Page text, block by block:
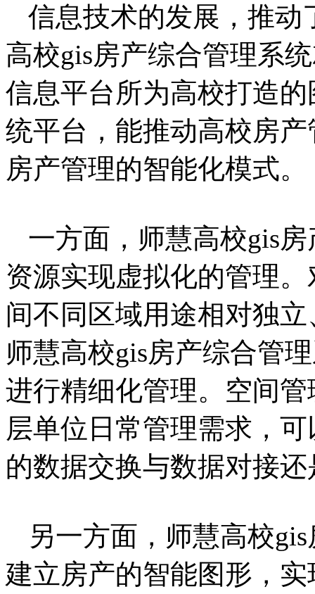
信息技术的发展，推动
高校gis房产综合管理系
信息平台所为高校打造
统平台，能推动高校房
房产管理的智能化模式。
一方面，师慧高校gis
资源实现虚拟化的管理
间不同区域用途相对独
师慧高校gis房产综合管
进行精细化管理。空间
层单位日常管理需求，
的数据交换与数据对接
另一方面，师慧高校
建立房产的智能图形，